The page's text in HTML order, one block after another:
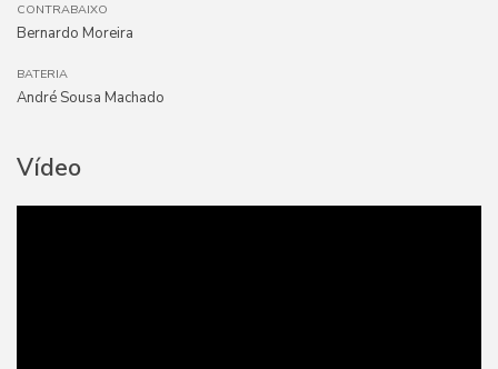
CONTRABAIXO
Bernardo Moreira
BATERIA
André Sousa Machado
Vídeo